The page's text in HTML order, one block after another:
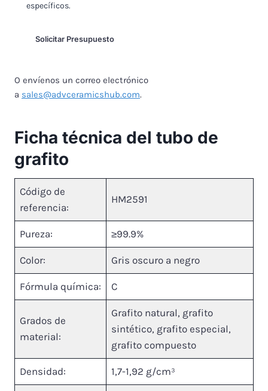
específicos.
Solicitar Presupuesto
O envíenos un correo electrónico
a sales@advceramicshub.com.
Ficha técnica del tubo de
grafito
Código de
referencia:
HM2591
Pureza: ≥99.9%
Color: Gris oscuro a negro
Fórmula química: C
Grados de
material:
Grafito natural, grafito
sintético, grafito especial,
grafito compuesto
Densidad: 1,7-1,92 g/cm³